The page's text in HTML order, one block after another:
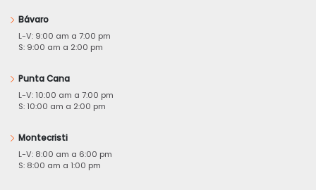
Bávaro
L-V: 9:00 am a 7:00 pm
S: 9:00 am a 2:00 pm
Punta Cana
L-V: 10:00 am a 7:00 pm
S: 10:00 am a 2:00 pm
Montecristi
L-V: 8:00 am a 6:00 pm
S: 8:00 am a 1:00 pm